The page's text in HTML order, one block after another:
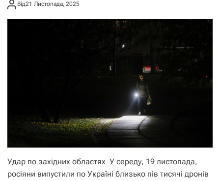
Від21 Листопада, 2025
Удар по західних областях У середу, 19 листопада,
росіяни випустили по Україні близько пів тисячі дронів